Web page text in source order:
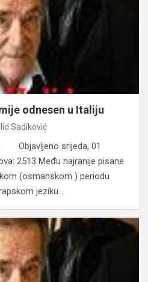
odnesen u Italiju
Sadiković
Objavljeno srijeda, 01
2513 Među najranije pisane
(osmanskom ) periodu
jeziku…